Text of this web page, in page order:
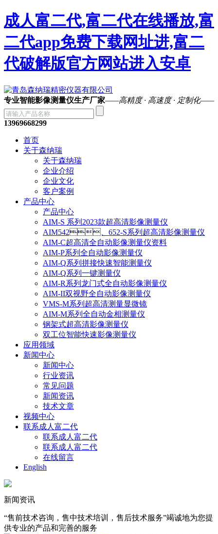
成人富二代,富二代在线播放,富
二代app免费下载网址进,富二
代破解版官方网站进入安卓
专业智能影像测量仪生产厂家——高精度 · 高速度 · 定制化——
13969668299
首页
关于森纳瑞
关于森纳瑞
企业介绍
企业文化
客户案例
产品中心
产品中心
AIM-S 系列2023款超高清影像测量仪
AIM542、652-S系列超高清影像测量仪
AIM-C超高清全自动影像测量仪资料
AIM-P系列全自动影像测量仪
AIM-Q系列拼接快速智能测量仪
AIM-Q系列一键测量仪
AIM-R系列龙门式全自动影像测量仪
AIM-II双视野全自动影像测量仪
VMS-M系列超高清测量显微镜
AIM-M系列全自动金相测量仪
钢架式超高清影像测量仪
双工位智能快速影像测量仪
应用领域
新闻中心
新闻中心
行业资讯
常见问题
新闻资讯
技术文章
视频中心
联系成人富二代
联系成人富二代
联系成人富二代
在线留言
English
新闻资讯
“售前技术咨询，售中技术培训，售后技术服务”竭诚地为您提
供专业的产品和完善的服务